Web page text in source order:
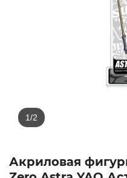
Акриловая